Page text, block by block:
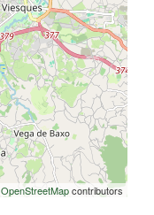
OpenStreetMapcontributors